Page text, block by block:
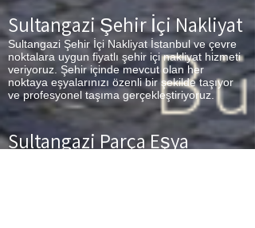
Sultangazi Şehir İçi Nakliyat
Sultangazi Şehir İçi Nakliyat İstanbul ve çevre
noktalara uygun fiyatlı şehir içi nakliyat hizmeti
veriyoruz. Şehir içinde mevcut olan her
noktaya eşyalarınızı özenli bir şekilde taşıyor
ve profesyonel taşıma gerçekleştiriyoruz.
Sultangazi Parça Eşya